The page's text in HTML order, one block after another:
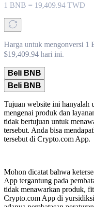
1 BNB = 19,409.94 TWD
Harga untuk mengonversi
$19,409.94 hari ini.
Beli BNB
Beli BNB
Tujuan website ini hanyalah
mengenai produk dan
tidak bertujuan untuk
tersebut. Anda bisa
tersebut di Crypto.com App.
Mohon dicatat bahwa
App tergantung pada
tidak menawarkan produk,
Crypto.com App di